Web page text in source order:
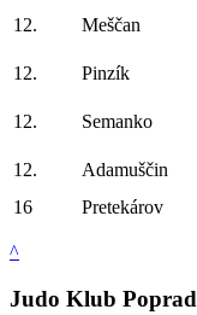
12. Meščan
12. Pinzík
12. Semanko
12. Adamuščin
16
Pretekárov
^
Judo Klub Poprad